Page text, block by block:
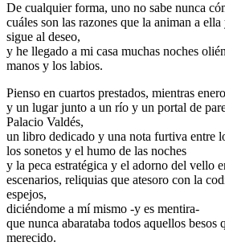
De cualquier forma, uno no sabe nunca
cuáles son las razones que la animan a
sigue al deseo,
y he llegado a mi casa muchas noches
manos y los labios.
Pienso en cuartos prestados, mientras
y un lugar junto a un río y un portal de
Palacio Valdés,
un libro dedicado y una nota furtiva entre
los sonetos y el humo de las noches
y la peca estratégica y el adorno del vello
escenarios, reliquias que atesoro con la
espejos,
diciéndome a mí mismo -y es mentira-
que nunca abarataba todos aquellos besos
merecido.